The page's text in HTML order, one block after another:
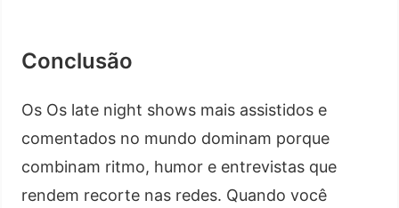
Conclusão
Os Os late night shows mais assistidos e
comentados no mundo dominam porque
combinam ritmo, humor e entrevistas que
rendem recorte nas redes. Quando você